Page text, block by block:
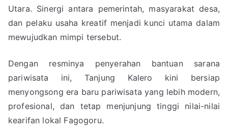
Utara. Sinergi antara pemerintah, masyarakat desa,
dan pelaku usaha kreatif menjadi kunci utama dalam
mewujudkan mimpi tersebut.
Dengan resminya penyerahan bantuan sarana
pariwisata ini, Tanjung Kalero kini bersiap
menyongsong era baru pariwisata yang lebih modern,
profesional, dan tetap menjunjung tinggi nilai-nilai
kearifan lokal Fagogoru.